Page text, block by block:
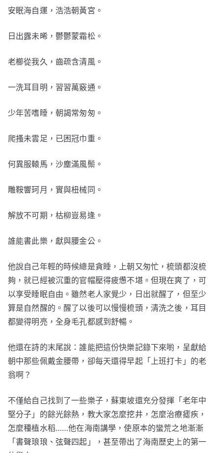
安眠海自運，浩浩朝黃宮。
日出露未晞，鬱鬱蒙霜松。
老櫛從我久，齒疏含清風。
一洗耳目明，習習萬竅通。
少年苦嗜睡，朝謁常匆匆。
爬搔未雲足，已困冠巾重。
何異服轅馬，沙塵滿風鬃。
雕鞍響珂月，實與杻械同。
解放不可期，枯柳豈易逢。
誰能書此樂，獻與腰金公。
他說自己年輕的時候總是貪睡，上朝又匆忙，梳頭都沒梳
夠，就已經被沉重的官帽壓得疲憊不堪。但現在爽了，可
以享受睡眠自由。雖然老人家覺少，日出就醒了，但至少
算是自然醒的。醒了以後可以慢慢梳頭，清洗之後，耳目
都變得明亮，全身毛孔都感到舒暢。
他還在詩的末尾說：誰能把這份快樂記錄下來喲，呈獻給
朝中那些佩戴金腰帶，卻每天還得早起「上班打卡」的老
翁啊？
不僅給自己找到了一些樂子，蘇東坡還充分發揮「老年中
堅分子」的餘光餘熱，教大家怎麼挖井，怎麼治療瘧疾，
怎麼種植水稻……他在海南講學，使原本的蠻荒之地漸漸
「書聲琅琅、弦聲四起」，甚至帶出了海南歷史上的第一